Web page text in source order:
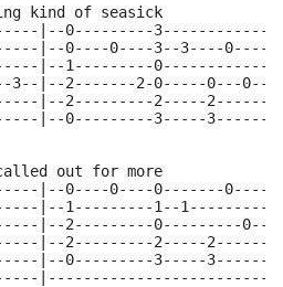
kind of seasick
|--0---------3------------|
|--0----0----3--3----0----|
|--1---------0------------|
|--2-------2-0-----0---0--|
|--2---------2-----2------|
|--0---------3-----3------|
out for more
|--0----0----0-------0----|
|--1---------1--1---------|
|--2---------0---------0--|
|--2---------2-----2------|
|--0---------3-----3------|
|-------------------------|